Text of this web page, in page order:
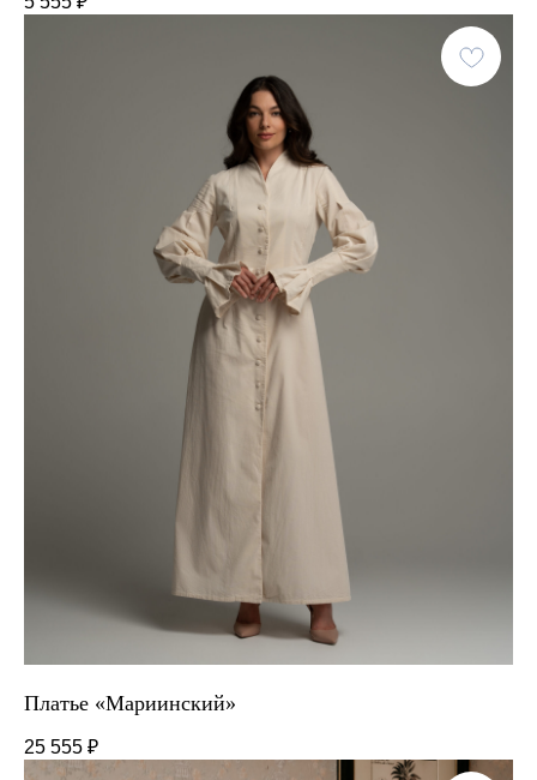
Платье «Мариинский»
25 555 ₽